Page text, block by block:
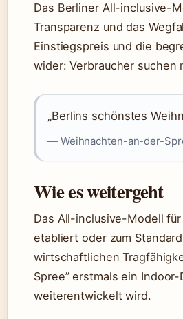
Das Berliner All-inclusive-
Transparenz und das
Einstiegspreis und die
wider: Verbraucher
„Berlins schönstes
— Weihnachten-an-der-
Wie es weitergeht
Das All-inclusive-Modell
etabliert oder zum
wirtschaftlichen
Spree” erstmals ein
weiterentwickelt wird.